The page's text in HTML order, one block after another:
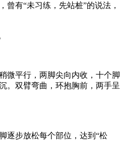
有“未习练，先站桩”的说法，
微平行，两脚尖向内收，十个脚
。双臂弯曲，环抱胸前，两手呈
逐步放松每个部位，达到“松